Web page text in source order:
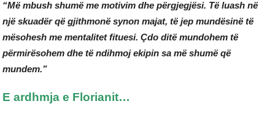
“Më mbush shumë me motivim dhe përgjegjësi. Të luash në
një skuadër që gjithmonë synon majat, të jep mundësinë të
mësohesh me mentalitet fituesi. Çdo ditë mundohem të
përmirësohem dhe të ndihmoj ekipin sa më shumë që
mundem.”
E ardhmja e Florianit…